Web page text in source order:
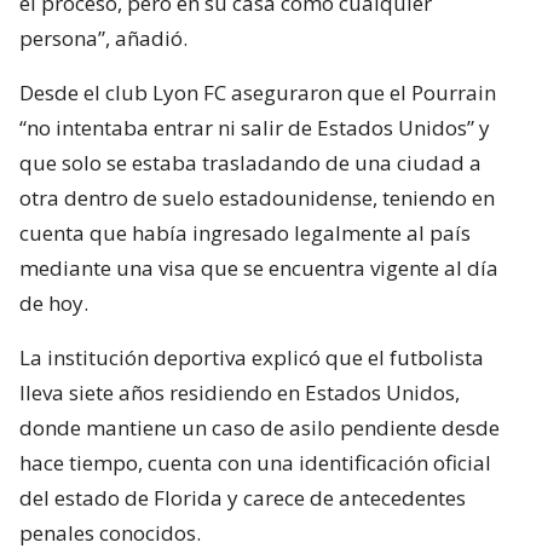
persona”, añadió.
Desde el club Lyon FC aseguraron que el Pourrain
“no intentaba entrar ni salir de Estados Unidos” y
que solo se estaba trasladando de una ciudad a
otra dentro de suelo estadounidense, teniendo en
cuenta que había ingresado legalmente al país
mediante una visa que se encuentra vigente al día
de hoy.
La institución deportiva explicó que el futbolista
lleva siete años residiendo en Estados Unidos,
donde mantiene un caso de asilo pendiente desde
hace tiempo, cuenta con una identificación oficial
del estado de Florida y carece de antecedentes
penales conocidos.